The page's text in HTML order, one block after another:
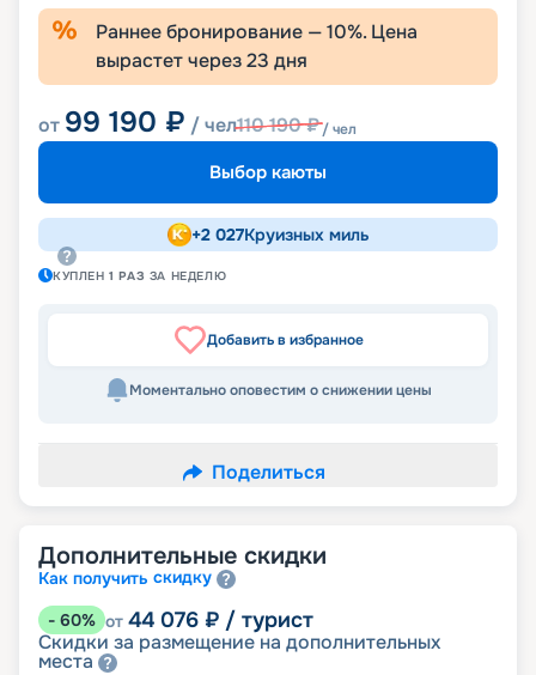
Раннее бронирование —10%. Цена
вырастет через23 дня
от 99 190 ₽ / чел110 190₽/ чел
Выбор каюты
+2 027Круизных миль
КУПЛЕН1 РАЗ ЗА НЕДЕЛЮ
Добавить в избранное
Моментально оповестим о снижении цены
Поделиться
Дополнительные скидки
Как получить скидку
- 60% от 44 076 ₽ / турист
Скидки за размещение на дополнительных
места